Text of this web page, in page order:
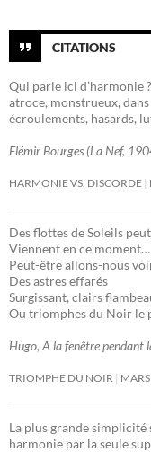
CITATIONS
Qui parle ici d’harmonie
atroce, monstrueux,
écroulements, hasards,
Elémir Bourges (La Nef,
HARMONIE VS. DISCORDE
Des flottes de Soleils
Viennent en ce moment…
Peut-être allons-nous
Des astres effarés
Surgissant, clairs
Ou triomphes du Noir le
Hugo, A la fenêtre pendant
TRIOMPHE DU NOIR
La plus grande
harmonie par la seule